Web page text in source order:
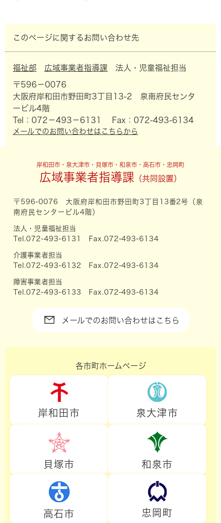
このページに関するお問い合わせ先
福祉部 広域事業者指導課 法人・児童福祉担当
〒596－0076
大阪府岸和田市野田町3丁目13-2 泉南府民センタ
ービル4階
Tel：072－493－6131
Fax：072-493-6134
メールでのお問い合わせはこちらから
岸和田市・泉大津市・貝塚市・和泉市・高石市・忠岡町
広域事業者指導課
〒596-0076 大阪府岸和田市野田町3丁目13番2号（泉
南府民センタービル4階）
法人・児童福祉担当
Tel.072-493-6131 Fax.072-493-6134
介護事業者担当
Tel.072-493-6132 Fax.072-493-6134
障害事業者担当
Tel.072-493-6133 Fax.072-493-6134
メールでのお問い合わせはこちら
各市町ホームページ
岸和田市 泉大津市
貝塚市 和泉市
高石市 忠岡町